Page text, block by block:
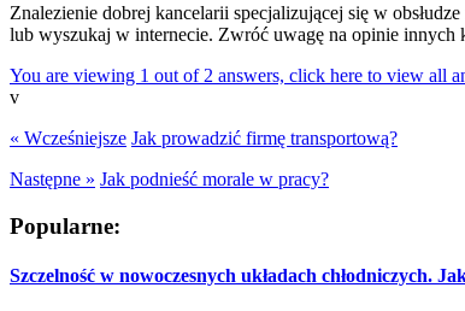
Znalezienie dobrej kancelarii specjalizującej się w
lub wyszukaj w internecie. Zwróć uwagę na opinie innych
You are viewing 1 out of 2 answers, click here to view all
v
« Wcześniejsze Jak prowadzić firmę transportową?
Następne » Jak podnieść morale w pracy?
Popularne:
Szczelność w nowoczesnych układach chłodniczych.